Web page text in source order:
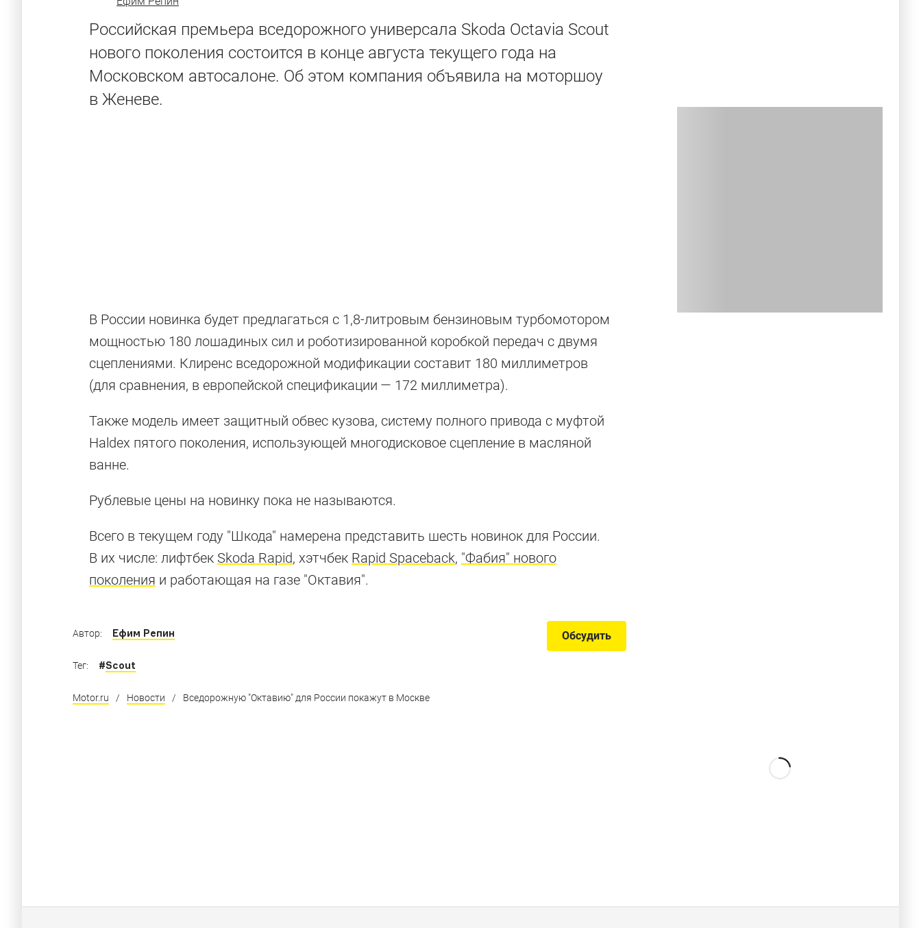
Российская премьера вседорожного универсала Skoda Octavia Scout
нового поколения состоится в конце августа текущего года на
Московском автосалоне. Об этом компания объявила на моторшоу
в Женеве.
В России новинка будет предлагаться с 1,8-литровым бензиновым турбомотором
мощностью 180 лошадиных сил и роботизированной коробкой передач с двумя
сцеплениями. Клиренс вседорожной модификации составит 180 миллиметров
(для сравнения, в европейской спецификации — 172 миллиметра).
Также модель имеет защитный обвес кузова, систему полного привода с муфтой
Haldex пятого поколения, использующей многодисковое сцепление в масляной
ванне.
Рублевые цены на новинку пока не называются.
Всего в текущем году "Шкода" намерена представить шесть новинок для России.
В их числе: лифтбек Skoda Rapid, хэтчбек Rapid Spaceback, "Фабия" нового
поколения и работающая на газе "Октавия".
Обсудить
Автор: Ефим Репин
Тег: #Scout
Motor.ru / Новости / Вседорожную "Октавию" для России покажут в Москве